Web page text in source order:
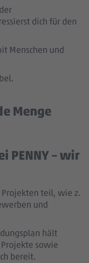
dich für den
Menschen und
Menge
PENNY – wir
teil, wie z.
und
hält
sowie
bereit.